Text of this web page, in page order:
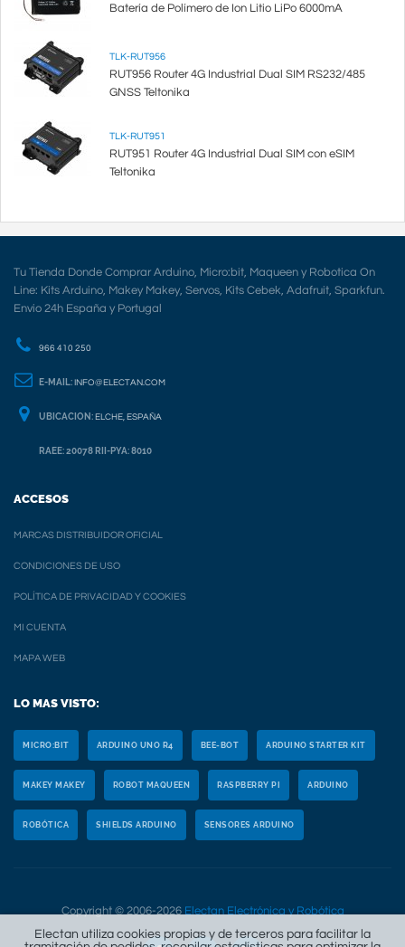
Batería de Polímero de Ion Litio LiPo 6000mA
TLK-RUT956
RUT956 Router 4G Industrial Dual SIM RS232/485
GNSS Teltonika
TLK-RUT951
RUT951 Router 4G Industrial Dual SIM con eSIM
Teltonika
Tu Tienda Donde Comprar Arduino, Micro:bit, Maqueen y Robotica On
Line: Kits Arduino, Makey Makey, Servos, Kits Cebek, Adafruit, Sparkfun.
Envio 24h España y Portugal
966 410 250
E-MAIL: INFO@ELECTAN.COM
UBICACION: ELCHE, ESPAÑA
RAEE: 20078 RII-PYA: 8010
ACCESOS
MARCAS DISTRIBUIDOR OFICIAL
CONDICIONES DE USO
POLÍTICA DE PRIVACIDAD Y COOKIES
MI CUENTA
MAPA WEB
LO MAS VISTO:
MICRO:BIT ARDUINO UNO R4 BEE-BOT ARDUINO STARTER KIT
MAKEY MAKEY ROBOT MAQUEEN RASPBERRY PI ARDUINO
ROBÓTICA SHIELDS ARDUINO SENSORES ARDUINO
Copyright © 2006-2026 Electan Electrónica y Robótica
Electan utiliza cookies propias y de terceros para facilitar la